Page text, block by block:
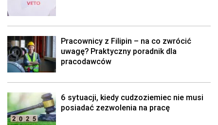
Pracownicy z Filipin – na co zwrócić
uwagę? Praktyczny poradnik dla
pracodawców
6 sytuacji, kiedy cudzoziemiec nie musi
posiadać zezwolenia na pracę